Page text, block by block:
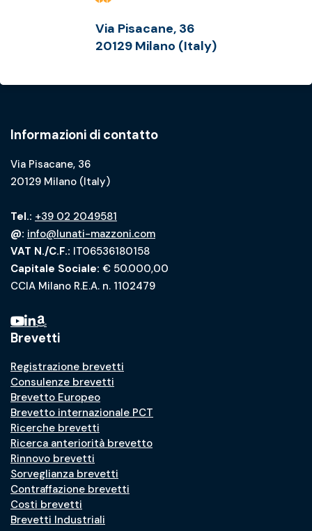
Via Pisacane, 36
20129 Milano (Italy)
Informazioni di contatto
Via Pisacane, 36
20129 Milano (Italy)
Tel.: +39 02 2049581
@: info@lunati-mazzoni.com
VAT N./C.F.: IT06536180158
Capitale Sociale: € 50.000,00
CCIA Milano R.E.A. n. 1102479
Brevetti
Registrazione brevetti
Consulenze brevetti
Brevetto Europeo
Brevetto internazionale PCT
Ricerche brevetti
Ricerca anteriorità brevetto
Rinnovo brevetti
Sorveglianza brevetti
Contraffazione brevetti
Costi brevetti
Brevetti Industriali